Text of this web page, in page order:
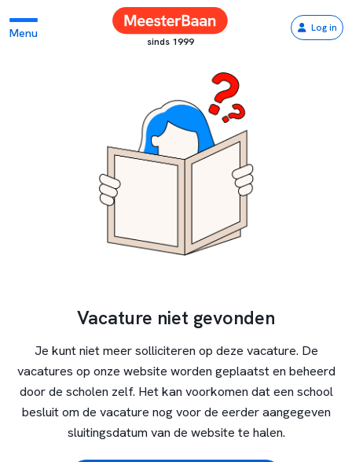
Menu
sinds 1999
Log in
Vacature niet gevonden
Je kunt niet meer solliciteren op deze vacature. De
vacatures op onze website worden geplaatst en beheerd
door de scholen zelf. Het kan voorkomen dat een school
besluit om de vacature nog voor de eerder aangegeven
sluitingsdatum van de website te halen.